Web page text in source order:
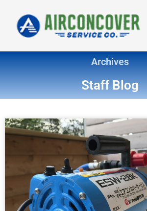
キ
Archives
Staff Blog
ペ
ー
ジ
ペ
ー
ジ
ペ
ー
ジ
ー
ジ